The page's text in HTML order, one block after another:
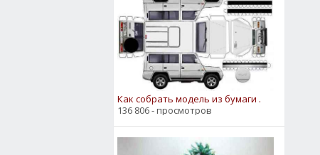
Как собрать модель из бумаги .
136 806 - просмотров